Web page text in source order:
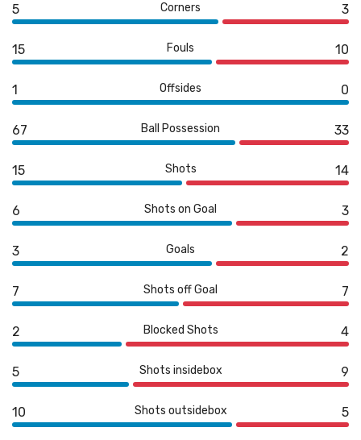
5 Corners 3
15 Fouls 10
1 Offsides 0
67 Ball Possession 33
15 Shots 14
6 Shots on Goal 3
3 Goals 2
7 Shots off Goal 7
2 Blocked Shots 4
5 Shots insidebox 9
10 Shots outsidebox 5